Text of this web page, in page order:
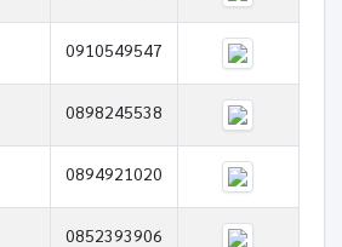
0910549547
0898245538
0894921020
0852393906